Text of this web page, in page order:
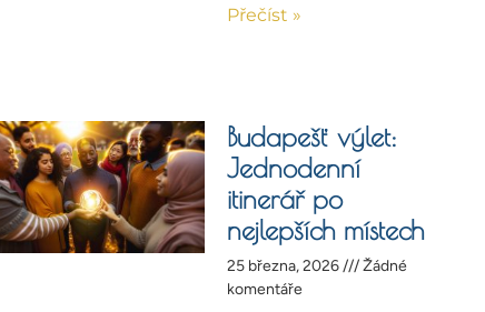
Přečíst »
Budapešť výlet:
Jednodenní
itinerář po
nejlepších místech
25 března, 2026
Žádné
komentáře